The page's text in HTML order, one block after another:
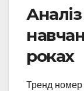
роках
Тренд